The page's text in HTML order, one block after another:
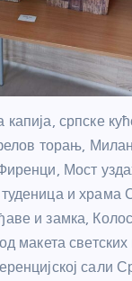
српске
торањ,
Мост
и храма
и замка,
макета светских
сали